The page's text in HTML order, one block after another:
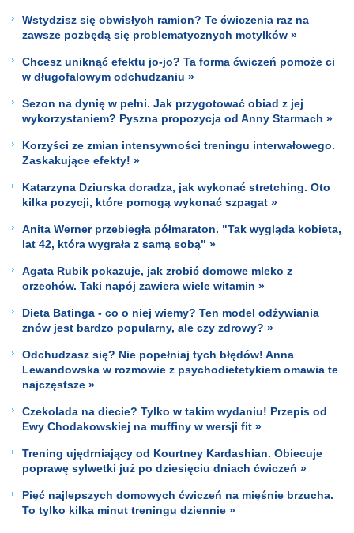
Wstydzisz się obwisłych ramion? Te ćwiczenia raz na
zawsze pozbędą się problematycznych motylków »
Chcesz uniknąć efektu jo-jo? Ta forma ćwiczeń pomoże ci
w długofalowym odchudzaniu »
Sezon na dynię w pełni. Jak przygotować obiad z jej
wykorzystaniem? Pyszna propozycja od Anny Starmach »
Korzyści ze zmian intensywności treningu interwałowego.
Zaskakujące efekty! »
Katarzyna Dziurska doradza, jak wykonać stretching. Oto
kilka pozycji, które pomogą wykonać szpagat »
Anita Werner przebiegła półmaraton. "Tak wygląda kobieta,
lat 42, która wygrała z samą sobą" »
Agata Rubik pokazuje, jak zrobić domowe mleko z
orzechów. Taki napój zawiera wiele witamin »
Dieta Batinga - co o niej wiemy? Ten model odżywiania
znów jest bardzo popularny, ale czy zdrowy? »
Odchudzasz się? Nie popełniaj tych błędów! Anna
Lewandowska w rozmowie z psychodietetykiem omawia te
najczęstsze »
Czekolada na diecie? Tylko w takim wydaniu! Przepis od
Ewy Chodakowskiej na muffiny w wersji fit »
Trening ujędrniający od Kourtney Kardashian. Obiecuje
poprawę sylwetki już po dziesięciu dniach ćwiczeń »
Pięć najlepszych domowych ćwiczeń na mięśnie brzucha.
To tylko kilka minut treningu dziennie »